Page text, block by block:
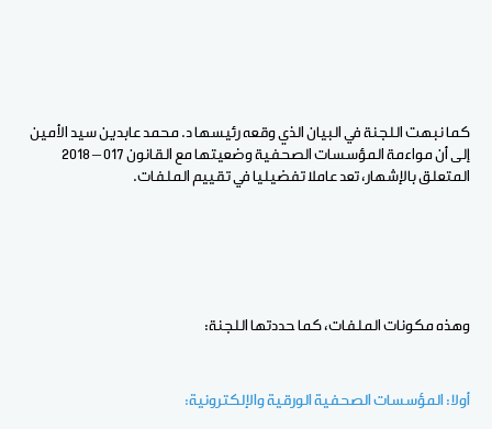
كما نبهت اللجنة في البيان الذي وقعه رئيسها د. محمد عابدين سيد الأمين
إلى أن مواءمة المؤسسات الصحفية وضعيتها مع القانون 017 – 2018
المتعلق بالإشهار، تعد عاملا تفضيليا في تقييم الملفات.
وهذه مكونات الملفات، كما حددتها اللجنة:
أولا: المؤسسات الصحفية الورقية والإلكترونية: